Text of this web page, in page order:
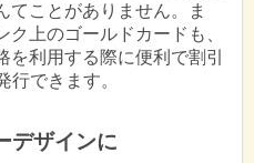
てことがありません。ま
上のゴールドカードも、
利用する際に便利で割引
行できます。
デザインに